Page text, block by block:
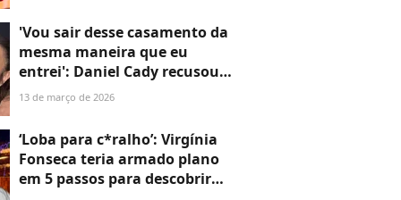
fotos
'Vou sair desse casamento da
mesma maneira que eu
entrei': Daniel Cady recusou
apartamento oferecido por
separação, diz jornalista
13 de março de 2026
‘Loba para c*ralho’: Virgínia
Fonseca teria armado plano
em 5 passos para descobrir